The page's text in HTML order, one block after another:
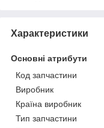
Характеристики
Основні атрибути
Код запчастини
Виробник
Країна виробник
Тип запчастини